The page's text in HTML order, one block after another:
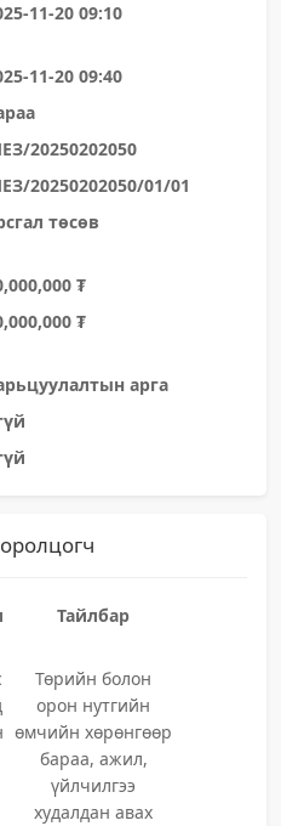
11-20 09:10
11-20 09:40
20250202050
20250202050/01/01
төсөв
₮
₮
арга
Тайлбар
Төрийн болон
орон нутгийн
өмчийн хөрөнгөөр
бараа, ажил,
үйлчилгээ
худалдан авах